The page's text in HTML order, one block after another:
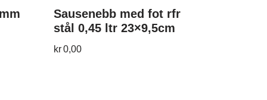
Sausenebb med fot rfr
stål 0,45 ltr 23×9,5cm
kr0,00